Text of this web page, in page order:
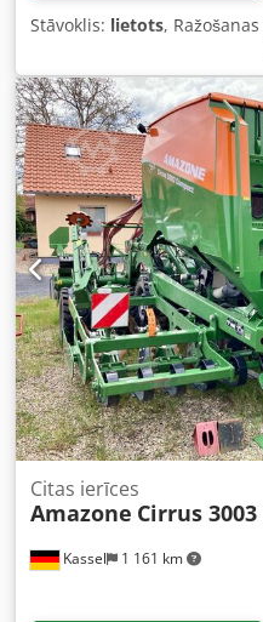
Stāvoklis: lietots,
Kassel 1 161 km
Citas ierīces
Amazone Cirrus